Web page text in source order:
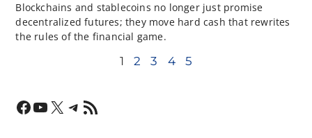
Blockchains and stablecoins no longer just promise
decentralized futures; they move hard cash that rewrites
the rules of the financial game.
1 2 3 4 5